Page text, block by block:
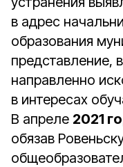
в адрес
образования
представление,
направленно
в интересах
В апреле 2021
обязав